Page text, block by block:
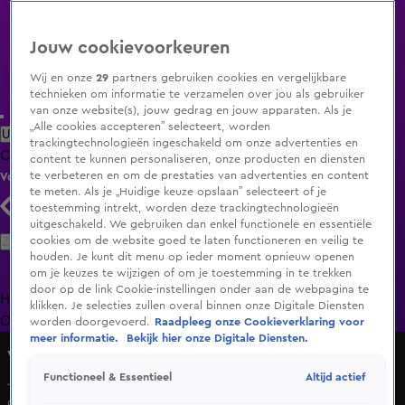
Uitzending Gemist Populaire programma's Zenders Genres
ClipsFilmsRadioSmart TV inlogShop
Volg KIJK
Zoeken
HomeUitzending Gemist Programma's De Bondgenoten
OranjezomerLivestreamsShop
Vandaag Inside Oranje
Johan: 'Aran Bade is een bijzonder aardige jongen, maar
Jouw cookievoorkeuren
Wij en onze29 partners gebruiken cookies en vergelijkbare
technieken om informatie te verzamelen over jou als gebruiker
van onze website(s), jouw gedrag en jouw apparaten. Als je
„Alle cookies accepteren” selecteert, worden
trackingtechnologieën ingeschakeld om onze advertenties en
content te kunnen personaliseren, onze producten en diensten
te verbeteren en om de prestaties van advertenties en content
te meten. Als je „Huidige keuze opslaan” selecteert of je
toestemming intrekt, worden deze trackingtechnologieën
uitgeschakeld. We gebruiken dan enkel functionele en essentiële
cookies om de website goed te laten functioneren en veilig te
houden. Je kunt dit menu op ieder moment opnieuw openen
om je keuzes te wijzigen of om je toestemming in te trekken
door op de link Cookie-instellingen onder aan de webpagina te
klikken. Je selecties zullen overal binnen onze Digitale Diensten
worden doorgevoerd.
Raadpleeg onze Cookieverklaring voor
meer informatie.
Bekijk hier onze Digitale Diensten.
Functioneel & Essentieel Altijd actief